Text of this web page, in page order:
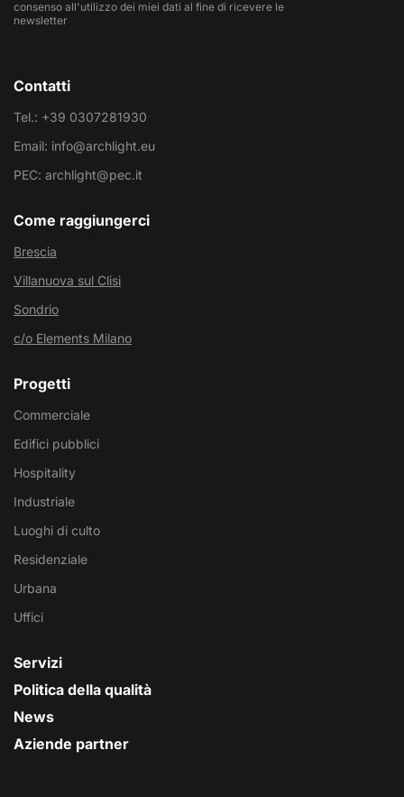
consenso all'utilizzo dei miei dati al fine di ricevere le
newsletter
Contatti
Tel.: +39 0307281930
Email: info@archlight.eu
PEC: archlight@pec.it
Come raggiungerci
Brescia
Villanuova sul Clisi
Sondrio
c/o Elements Milano
Progetti
Commerciale
Edifici pubblici
Hospitality
Industriale
Luoghi di culto
Residenziale
Urbana
Uffici
Servizi
Politica della qualità
News
Aziende partner